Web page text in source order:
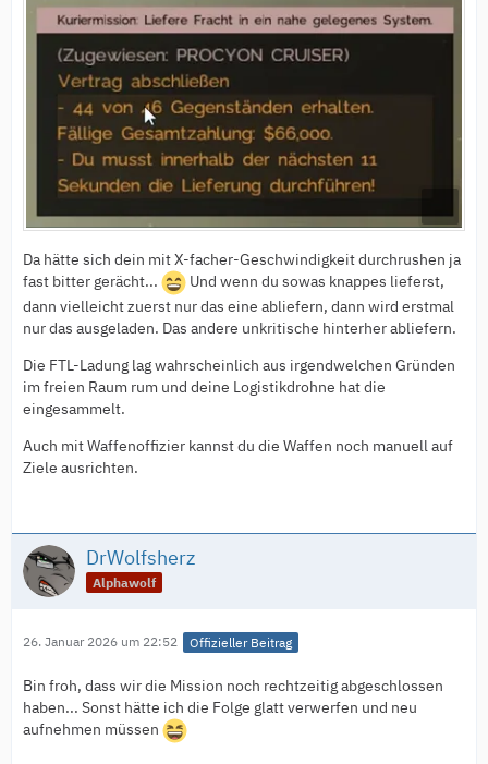
Da hätte sich dein mit X-facher-Geschwindigkeit durchrushen ja
fast bitter gerächt...
Und wenn du sowas knappes lieferst,
dann vielleicht zuerst nur das eine abliefern, dann wird erstmal
nur das ausgeladen. Das andere unkritische hinterher abliefern.
Die FTL-Ladung lag wahrscheinlich aus irgendwelchen Gründen
im freien Raum rum und deine Logistikdrohne hat die
eingesammelt.
Auch mit Waffenoffizier kannst du die Waffen noch manuell auf
Ziele ausrichten.
DrWolfsherz
Alphawolf
26. Januar 2026 um 22:52 Offizieller Beitrag
Bin froh, dass wir die Mission noch rechtzeitig abgeschlossen
haben... Sonst hätte ich die Folge glatt verwerfen und neu
aufnehmen müssen